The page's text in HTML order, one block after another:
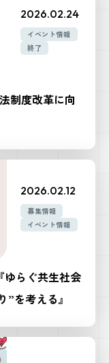
2026.02.24
イベント情報
終了
制度改革に向
2026.02.12
募集情報
イベント情報
ゆらぐ共生社会
を考える』